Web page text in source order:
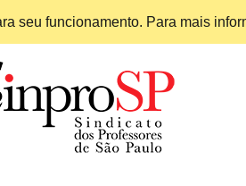
seu funcionamento. Para mais